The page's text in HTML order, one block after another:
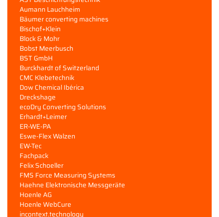
Aumann Lauchheim
Bäumer converting machines
Bischof+Klein
Block & Mohr
Bobst Meerbusch
BST GmbH
Burckhardt of Switzerland
CMC Klebetechnik
Dow Chemical Ibérica
Dreckshage
ecoDry Converting Solutions
Erhardt+Leimer
ER-WE-PA
Eswe-Flex Walzen
EW-Tec
Fachpack
Felix Schoeller
FMS Force Measuring Systems
Haehne Elektronische Messgeräte
Hoenle AG
Hoenle WebCure
incontext.technology